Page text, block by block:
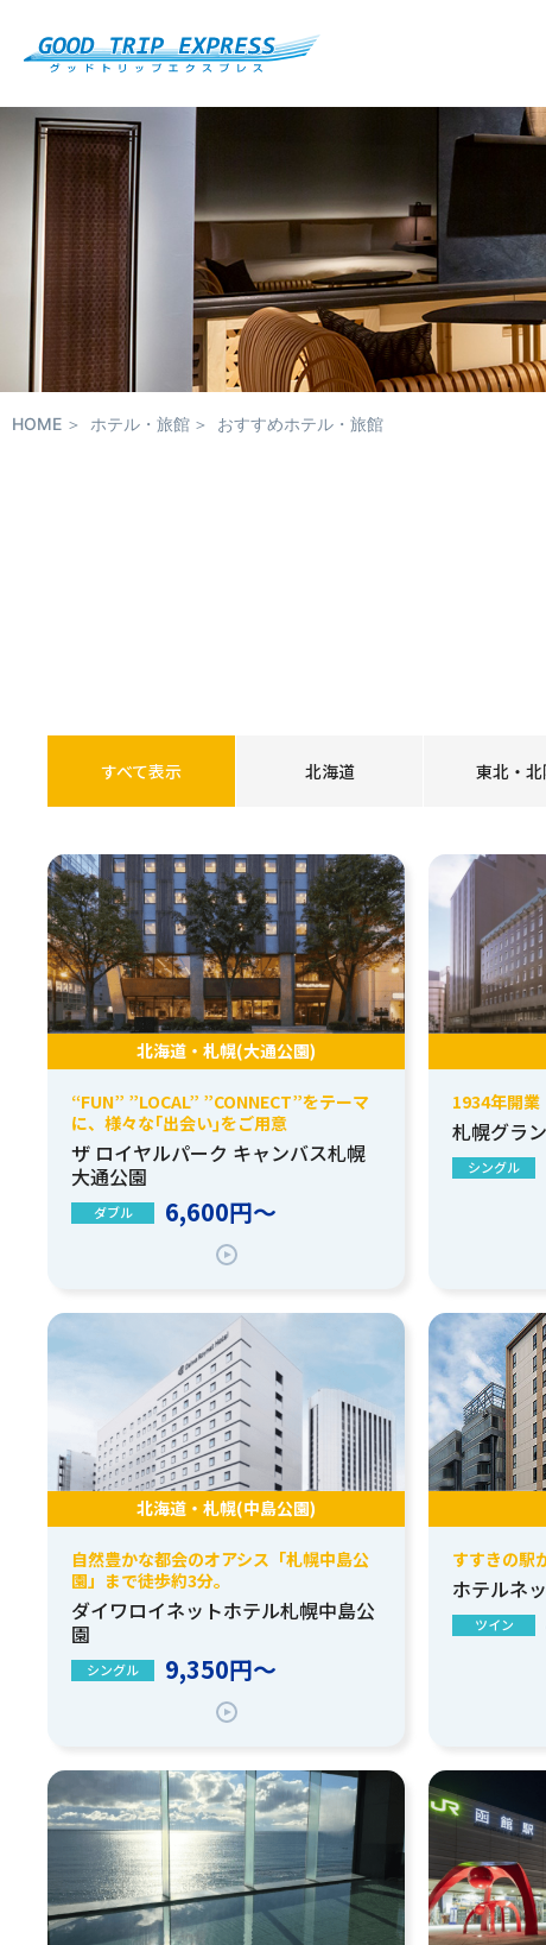
HOME ホテル・旅館 おすすめホテル・旅館
すべて表示 北海道 東北・北
北海道・札幌(大通公園)
“FUN” ”LOCAL” ”CONNECT”をテーマ
に、様々な｢出会い｣をご用意
ザ ロイヤルパーク キャンバス札幌
大通公園
ダブル 6,600円～
1934年開業
札幌グラ
シングル
北海道・札幌(中島公園)
自然豊かな都会のオアシス「札幌中島公
園」まで徒歩約3分。
ダイワロイネットホテル札幌中島公
園
シングル 9,350円～
すすきの駅
ホテルネ
ツイン